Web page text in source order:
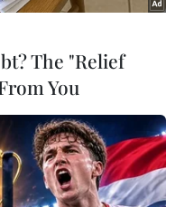
The "Relief
You